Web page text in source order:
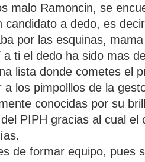
malo Ramoncin, se
candidato a dedo, es
por las esquinas,
a ti el dedo ha sido mas
lista donde cometes el
a los pimpolllos de la
conocidas por su
PIPH gracias al cual
de formar equipo, pues